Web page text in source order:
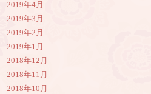
2019年4月
2019年3月
2019年2月
2019年1月
2018年12月
2018年11月
2018年10月